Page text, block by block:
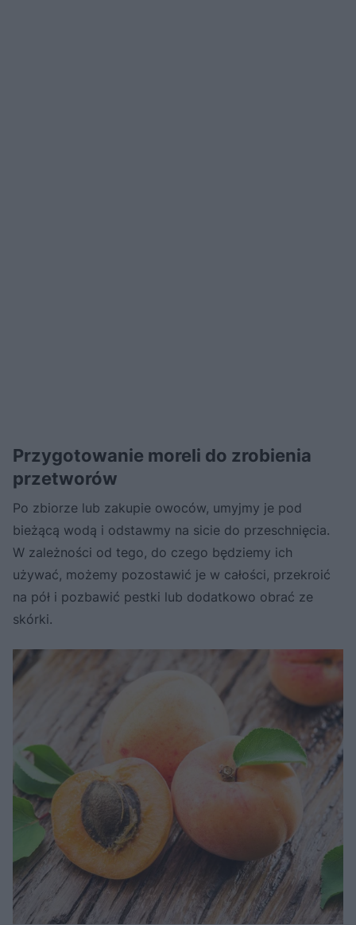
Przygotowanie moreli do zrobienia
przetworów
Po zbiorze lub zakupie owoców, umyjmy je pod
bieżącą wodą i odstawmy na sicie do przeschnięcia.
W zależności od tego, do czego będziemy ich
używać, możemy pozostawić je w całości, przekroić
na pół i pozbawić pestki lub dodatkowo obrać ze
skórki.